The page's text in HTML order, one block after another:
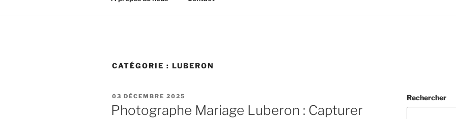
CATÉGORIE : LUBERON
PUBLIÉ
LE
03 DÉCEMBRE 2025
Photographe Mariage Luberon : Capturer
Rechercher